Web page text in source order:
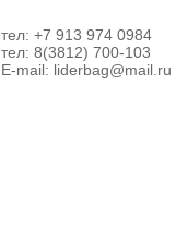
тел: +7 913 974 0984
тел: 8(3812) 700-103
E-mail: liderbag@mail.ru